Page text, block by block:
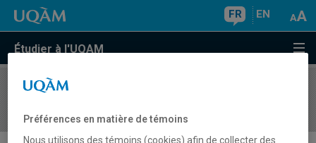
FR EN
Étudier à l'UQAM
COURS//
Préférences en matière de témoins
Nous utilisons des témoins (cookies) afin de collecter des